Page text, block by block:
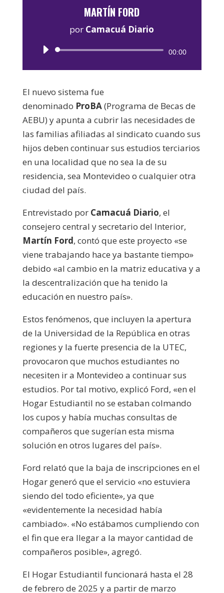
MARTÍN FORD
por Camacuá Diario
Reproductor
00:00
El nuevo sistema fue
denominado ProBA(Programa de Becas de
AEBU) y apunta a cubrir las necesidades de
las familias afiliadas al sindicato cuando sus
hijos deben continuar sus estudios terciarios
en una localidad que no sea la de su
residencia, sea Montevideo o cualquier otra
ciudad del país.
Entrevistado por Camacuá Diario, el
consejero central y secretario del Interior,
Martín Ford, contó que este proyecto «se
viene trabajando hace ya bastante tiempo»
debido «al cambio en la matriz educativa y a
la descentralización que ha tenido la
educación en nuestro país».
Estos fenómenos, que incluyen la apertura
de la Universidad de la República en otras
regiones y la fuerte presencia de la UTEC,
provocaron que muchos estudiantes no
necesiten ir a Montevideo a continuar sus
estudios. Por tal motivo, explicó Ford, «en el
Hogar Estudiantil no se estaban colmando
los cupos y había muchas consultas de
compañeros que sugerían esta misma
solución en otros lugares del país».
Ford relató que la baja de inscripciones en el
Hogar generó que el servicio «no estuviera
siendo del todo eficiente», ya que
«evidentemente la necesidad había
cambiado». «No estábamos cumpliendo con
el fin que era llegar a la mayor cantidad de
compañeros posible», agregó.
El Hogar Estudiantil funcionará hasta el 28
de febrero de 2025 y a partir de marzo